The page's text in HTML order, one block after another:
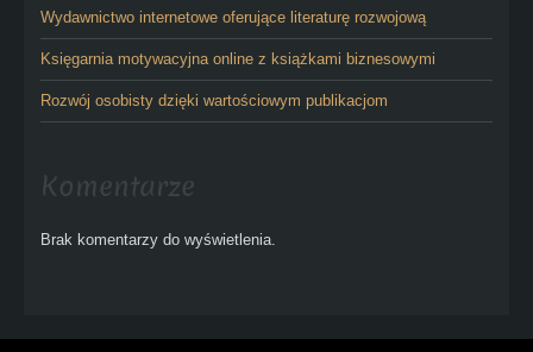
Wydawnictwo internetowe oferujące literaturę rozwojową
Księgarnia motywacyjna online z książkami biznesowymi
Rozwój osobisty dzięki wartościowym publikacjom
Komentarze
Brak komentarzy do wyświetlenia.